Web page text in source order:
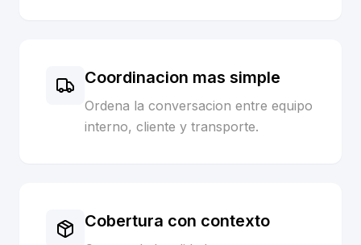
Coordinacion mas simple
Ordena la conversacion entre equipo
interno, cliente y transporte.
Cobertura con contexto